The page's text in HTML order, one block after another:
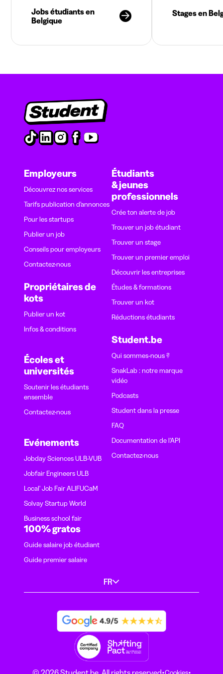
Jobs étudiants en
Belgique
Stages en
Employeurs
Découvrez nos services
Tarifs publication d’annonces
Pour les startups
Publier un job
Conseils pour employeurs
Contactez-nous
Propriétaires de
kots
Publier un kot
Infos & conditions
Écoles et
universités
Soutenir les étudiants
ensemble
Contactez-nous
Evénements
Jobday Sciences ULB-VUB
Jobfair Engineers ULB
Local' Job Fair ALIFUCaM
Solvay Startup World
Business school fair
Étudiants
& jeunes
professionnels
Crée ton alerte de job
Trouver un job étudiant
Trouver un stage
Trouver un premier emploi
Découvrir les entreprises
Études & formations
Trouver un kot
Réductions étudiants
Student.be
Qui sommes-nous ?
SnakLab : notre marque
vidéo
Podcasts
Student dans la presse
FAQ
Documentation de l'API
Contactez-nous
100% gratos
Guide salaire job étudiant
Guide premier salaire
FR